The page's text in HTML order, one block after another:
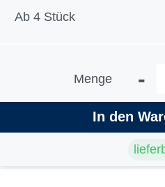
Ab 4 Stück
Menge -
In den